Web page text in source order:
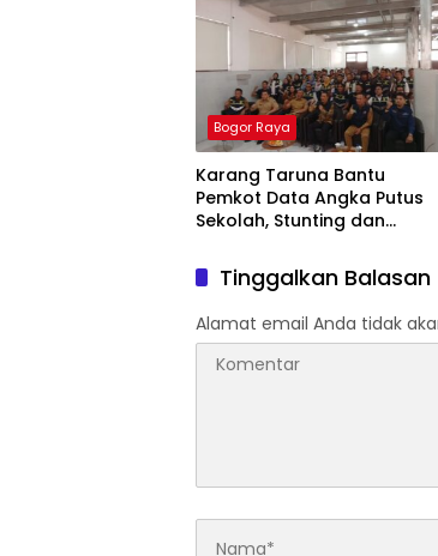
Bogor Raya
Karang Taruna Bantu
Pemkot Data Angka Putus
Sekolah, Stunting dan
Tinggalkan Balasan
Alamat email Anda tidak